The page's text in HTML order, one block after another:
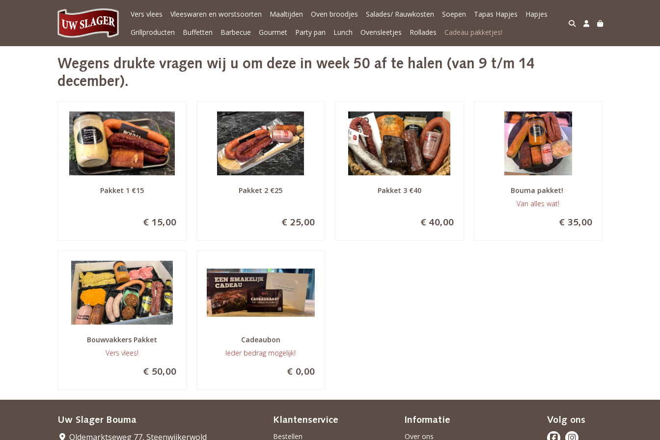
Vers vlees Vleeswaren en worstsoorten Maaltijden Oven broodjes Salades/ Rauwkosten Soepen Tapas Hapjes
Hapjes
Grillproducten
Buffetten Barbecue Gourmet Party pan Lunch Ovensleetjes Rollades Cadeau pakketjes!
Wegens drukte vragen wij u om deze in week 50 af te halen (van 9 t/m 14
december).
Pakket 1 €15
€ 15,00
Pakket 2 €25
€ 25,00
Pakket 3 €40
€ 40,00
Bouma pakket!
Van alles wat!
€ 35,00
Bouwvakkers Pakket
Vers vlees!
€ 50,00
Cadeaubon
Ieder bedrag mogelijk!
€ 0,00
Uw Slager Bouma
Oldemarktseweg 77, Steenwijkerwold
Klantenservice
Bestellen
Informatie
Over ons
Volg ons